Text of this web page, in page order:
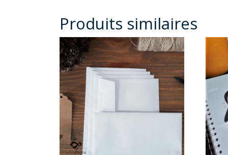
Produits similaires